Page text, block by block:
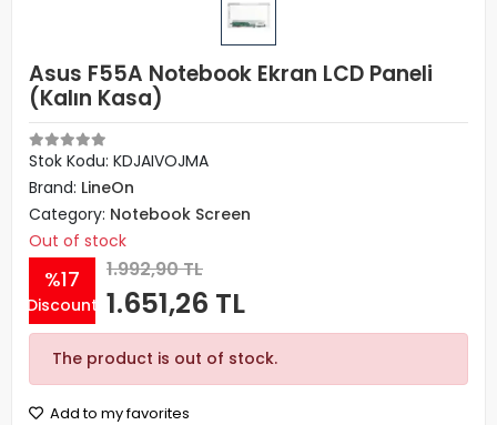
Asus F55A Notebook Ekran LCD Paneli
(Kalın Kasa)
Stok Kodu: KDJAIVOJMA
Brand: LineOn
Category: Notebook Screen
Out of stock
%17
Discount
1.992,90 TL
1.651,26 TL
The product is out of stock.
Add to my favorites